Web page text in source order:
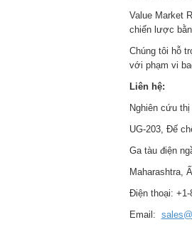
Value Market
chiến lược
Chúng tôi hỗ
với phạm vi
Liên hệ:
Nghiên cứu
UG-203, Đế
Ga tàu điện
Maharashtra,
Điện thoại: +1-
Email: